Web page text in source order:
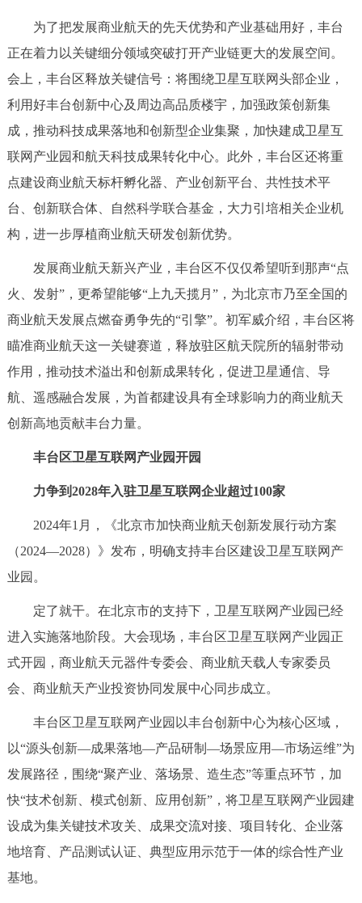
为了把发展商业航天的先天优势和产业基础用好，丰台
正在着力以关键细分领域突破打开产业链更大的发展空间。
会上，丰台区释放关键信号：将围绕卫星互联网头部企业，
利用好丰台创新中心及周边高品质楼宇，加强政策创新集
成，推动科技成果落地和创新型企业集聚，加快建成卫星互
联网产业园和航天科技成果转化中心。此外，丰台区还将重
点建设商业航天标杆孵化器、产业创新平台、共性技术平
台、创新联合体、自然科学联合基金，大力引培相关企业机
构，进一步厚植商业航天研发创新优势。
发展商业航天新兴产业，丰台区不仅仅希望听到那声“点
火、发射”，更希望能够“上九天揽月”，为北京市乃至全国的
商业航天发展点燃奋勇争先的“引擎”。初军威介绍，丰台区将
瞄准商业航天这一关键赛道，释放驻区航天院所的辐射带动
作用，推动技术溢出和创新成果转化，促进卫星通信、导
航、遥感融合发展，为首都建设具有全球影响力的商业航天
创新高地贡献丰台力量。
丰台区卫星互联网产业园开园
力争到2028年入驻卫星互联网企业超过100家
2024年1月，《北京市加快商业航天创新发展行动方案
（2024—2028）》发布，明确支持丰台区建设卫星互联网产
业园。
定了就干。在北京市的支持下，卫星互联网产业园已经
进入实施落地阶段。大会现场，丰台区卫星互联网产业园正
式开园，商业航天元器件专委会、商业航天载人专家委员
会、商业航天产业投资协同发展中心同步成立。
丰台区卫星互联网产业园以丰台创新中心为核心区域，
以“源头创新—成果落地—产品研制—场景应用—市场运维”为
发展路径，围绕“聚产业、落场景、造生态”等重点环节，加
快“技术创新、模式创新、应用创新”，将卫星互联网产业园建
设成为集关键技术攻关、成果交流对接、项目转化、企业落
地培育、产品测试认证、典型应用示范于一体的综合性产业
基地。